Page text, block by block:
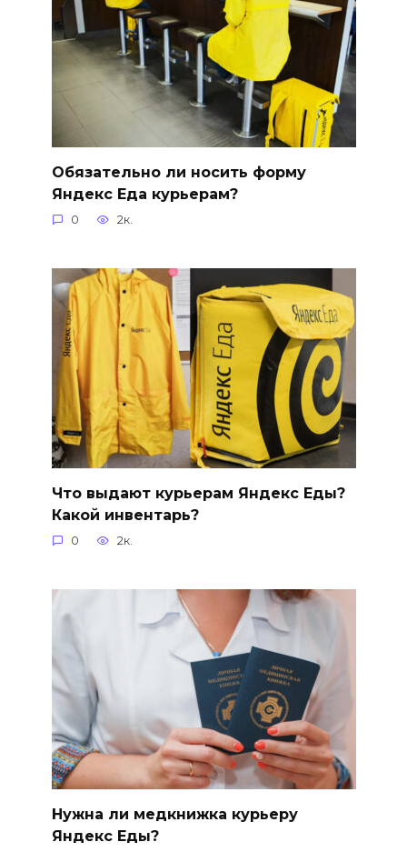
Обязательно ли носить форму
Яндекс Еда курьерам?
0 2к.
Что выдают курьерам Яндекс Еды?
Какой инвентарь?
0 2к.
Нужна ли медкнижка курьеру
Яндекс Еды?